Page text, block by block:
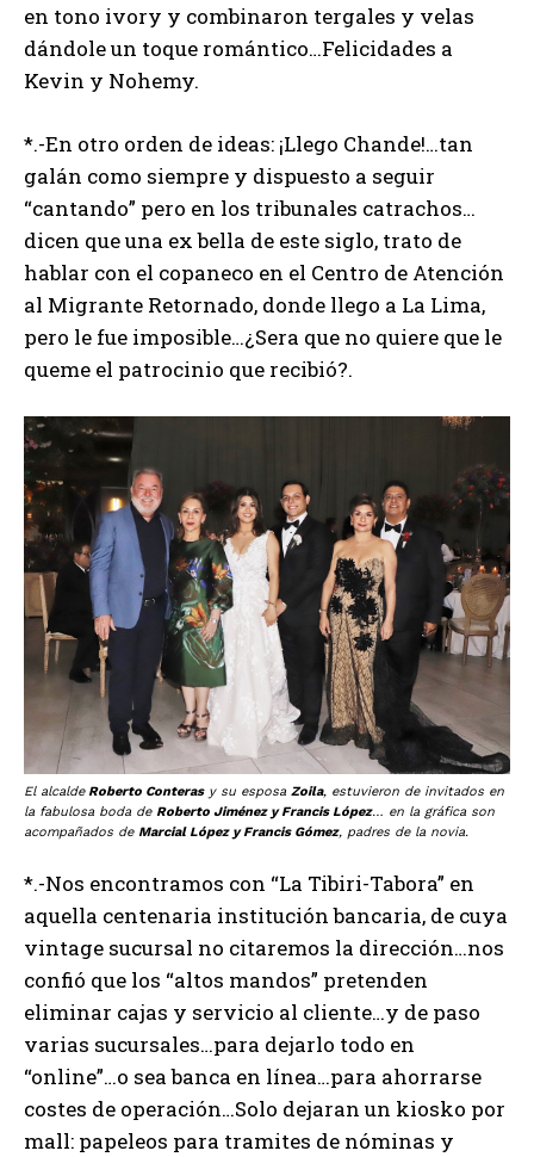
en tono ivory y combinaron tergales y velas
dándole un toque romántico…Felicidades a
Kevin y Nohemy.
*.-En otro orden de ideas: ¡Llego Chande!…tan
galán como siempre y dispuesto a seguir
“cantando” pero en los tribunales catrachos…
dicen que una ex bella de este siglo, trato de
hablar con el copaneco en el Centro de Atención
al Migrante Retornado, donde llego a La Lima,
pero le fue imposible…¿Sera que no quiere que le
queme el patrocinio que recibió?.
El alcaldeRoberto Conterasy su esposa Zoila, estuvieron de invitados en
la fabulosa boda de Roberto Jiménez y Francis López… en la gráfica son
acompañados de Marcial López y Francis Gómez, padres de la novia.
*.-Nos encontramos con “La Tibiri-Tabora” en
aquella centenaria institución bancaria, de cuya
vintage sucursal no citaremos la dirección…nos
confió que los “altos mandos” pretenden
eliminar cajas y servicio al cliente…y de paso
varias sucursales…para dejarlo todo en
“online”…o sea banca en línea…para ahorrarse
costes de operación…Solo dejaran un kiosko por
mall: papeleos para tramites de nóminas y